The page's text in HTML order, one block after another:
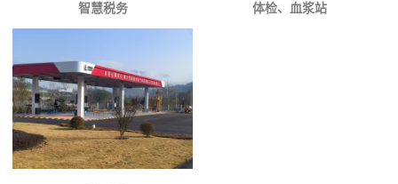
智慧税务 体检、血浆站